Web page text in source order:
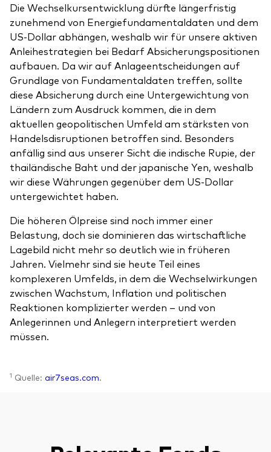
Die Wechselkursentwicklung dürfte längerfristig
zunehmend von Energiefundamentaldaten und dem
US-Dollar abhängen, weshalb wir für unsere aktiven
Anleihestrategien bei Bedarf Absicherungspositionen
aufbauen. Da wir auf Anlageentscheidungen auf
Grundlage von Fundamentaldaten treffen, sollte
diese Absicherung durch eine Untergewichtung von
Ländern zum Ausdruck kommen, die in dem
aktuellen geopolitischen Umfeld am stärksten von
Handelsdisruptionen betroffen sind. Besonders
anfällig sind aus unserer Sicht die indische Rupie, der
thailändische Baht und der japanische Yen, weshalb
wir diese Währungen gegenüber dem US-Dollar
untergewichtet haben.
Die höheren Ölpreise sind noch immer einer
Belastung, doch sie dominieren das wirtschaftliche
Lagebild nicht mehr so deutlich wie in früheren
Jahren. Vielmehr sind sie heute Teil eines
komplexeren Umfelds, in dem die Wechselwirkungen
zwischen Wachstum, Inflation und politischen
Reaktionen komplizierter werden – und von
Anlegerinnen und Anlegern interpretiert werden
müssen.
1 Quelle: air7seas.com.